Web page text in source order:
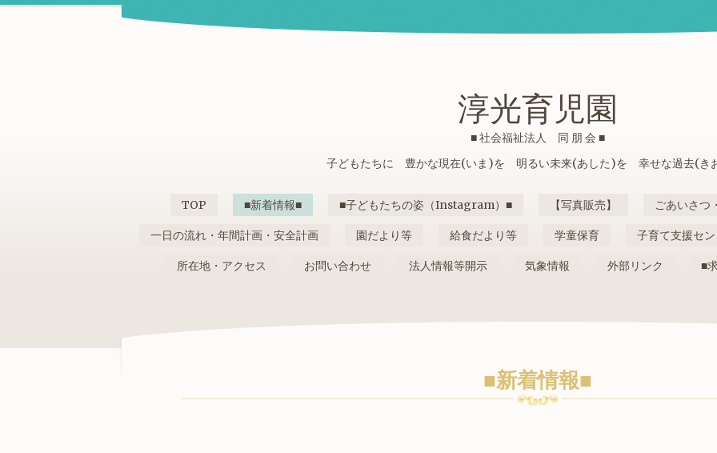
淳光育児園
■ 社会福祉法人 同 朋 会 ■
子どもたちに 豊かな現在(いま)を 明るい未来(あした)を 幸せな過去(き
TOP ■新着情報■ ■子どもたちの姿（Instagram）■ 【写真販売】 ごあいさつ
一日の流れ・年間計画・安全計画 園だより等 給食だより等 学童保育 子育て支援セ
所在地・アクセス お問い合わせ 法人情報等開示 気象情報 外部リンク ■
■新着情報■